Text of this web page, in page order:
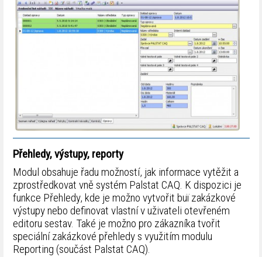
Přehledy, výstupy, reporty
Modul obsahuje řadu možností, jak informace vytěžit a
zprostředkovat vně systém Palstat CAQ. K dispozici je
funkce Přehledy, kde je možno vytvořit buï zakázkové
výstupy nebo definovat vlastní v uživateli otevřeném
editoru sestav. Také je možno pro zákazníka tvořit
speciální zakázkové přehledy s využitím modulu
Reporting (součást Palstat CAQ).